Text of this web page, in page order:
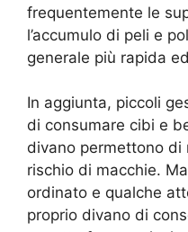
frequentemente le
l’accumulo di peli e
generale più rapida
In aggiunta, piccoli
di consumare cibi e
divano permettono di
rischio di macchie.
ordinato e qualche
proprio divano di